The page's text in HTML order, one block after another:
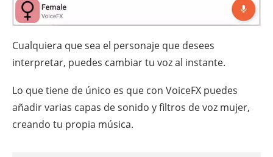
Cualquiera que sea el personaje que desees
interpretar, puedes cambiar tu voz al instante.
Lo que tiene de único es que con VoiceFX puedes
añadir varias capas de sonido y filtros de voz mujer,
creando tu propia música.